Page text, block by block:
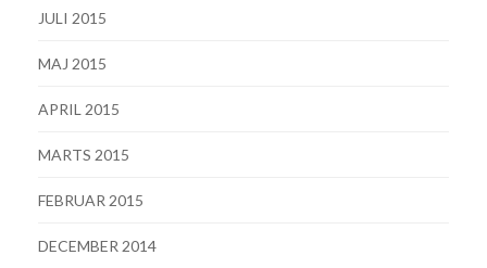
JULI 2015
MAJ 2015
APRIL 2015
MARTS 2015
FEBRUAR 2015
DECEMBER 2014